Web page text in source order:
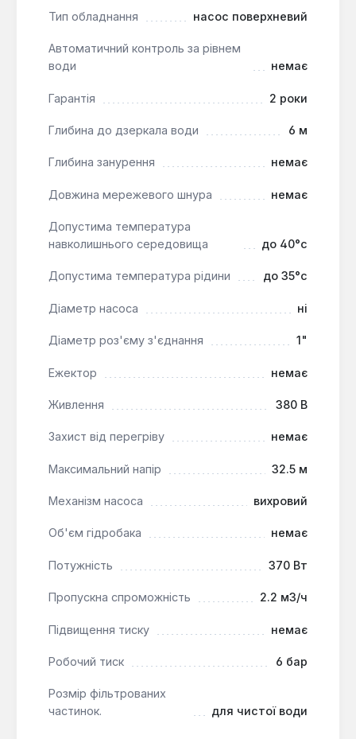
опора двигуна з чавуну, робоче колесо з латуні
та вал з нержавіючої сталі забезпечують
тривалий термін служби.
Високий робочий тиск:
бар дозволяє використовувати насос у
вимогливих системах.
трифазне живлення 380 В, що забезпечує
Спеціалізація на чистій воді:Призначений для
перекачування чистих, хімічно нейтральних
рідин без домішок, що гарантує безпеку
Насос DAB KPF 30/16 T є оптимальним вибором
для промислових та комерційних об'єктів, а також
для великих приватних господарств, де потрібне
опалення. Його горизонтальне встановлення та
35°C роблять його універсальним для
стаціонарних систем, що вимагають високої
продуктивності та довговічності.
Тип обладнання насос поверхневий
Автоматичний контроль за рівнем
води
немає
Гарантія 2 роки
Глибина до дзеркала води 6 м
Глибина занурення немає
Довжина мережевого шнура немає
Допустима температура
навколишнього середовища
до 40°c
Допустима температура рідини до 35°c
Діаметр насоса ні
Діаметр роз'єму з'єднання 1"
Ежектор немає
Живлення 380 В
Захист від перегріву немає
Максимальний напір 32.5 м
Механізм насоса вихровий
Об'єм гідробака немає
Потужність 370 Вт
Пропускна спроможність 2.2 м3/ч
Підвищення тиску немає
Робочий тиск 6 бар
Розмір фільтрованих
частинок.
для чистої води